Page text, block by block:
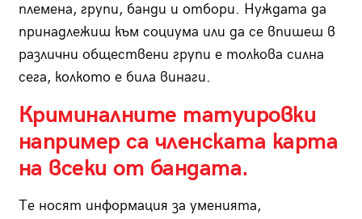
племена, групи, банди и отбори. Нуждата да
принадлежиш към социума или да се впишеш в
различни обществени групи е толкова силна
сега, колкото е била винаги.
Криминалните татуировки
например са членската карта
на всеки от бандата.
Те носят информация за уменията,